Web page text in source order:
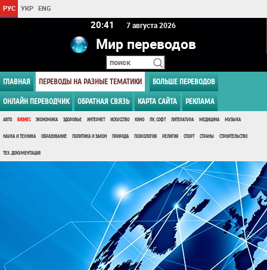
РУС УКР ENG
20 41 7 августа 2026
Мир переводов
ГЛАВНАЯ ПЕРЕВОДЫ НА РАЗНЫЕ ТЕМАТИКИ БОЛЬШЕ ПЕРЕВОДОВ
ОНЛАЙН ПЕРЕВОДЧИК ОБРАТНАЯ СВЯЗЬ КАРТА САЙТА РЕКЛАМА
АВТО БИЗНЕС ЭКОНОМИКА ЗДОРОВЬЕ ИНТЕРНЕТ ИСКУССТВО КИНО ПК, СОФТ ЛИТЕРАТУРА МЕДИЦИНА МУЗЫКА
НАУКА И ТЕХНИКА ОБРАЗОВАНИЕ ПОЛИТИКА И ЗАКОН ПРИРОДА ПСИХОЛОГИЯ РЕЛИГИЯ СПОРТ СТРАНЫ СТРОИТЕЛЬСТВО
ТЕХ. ДОКУМЕНТАЦИЯ